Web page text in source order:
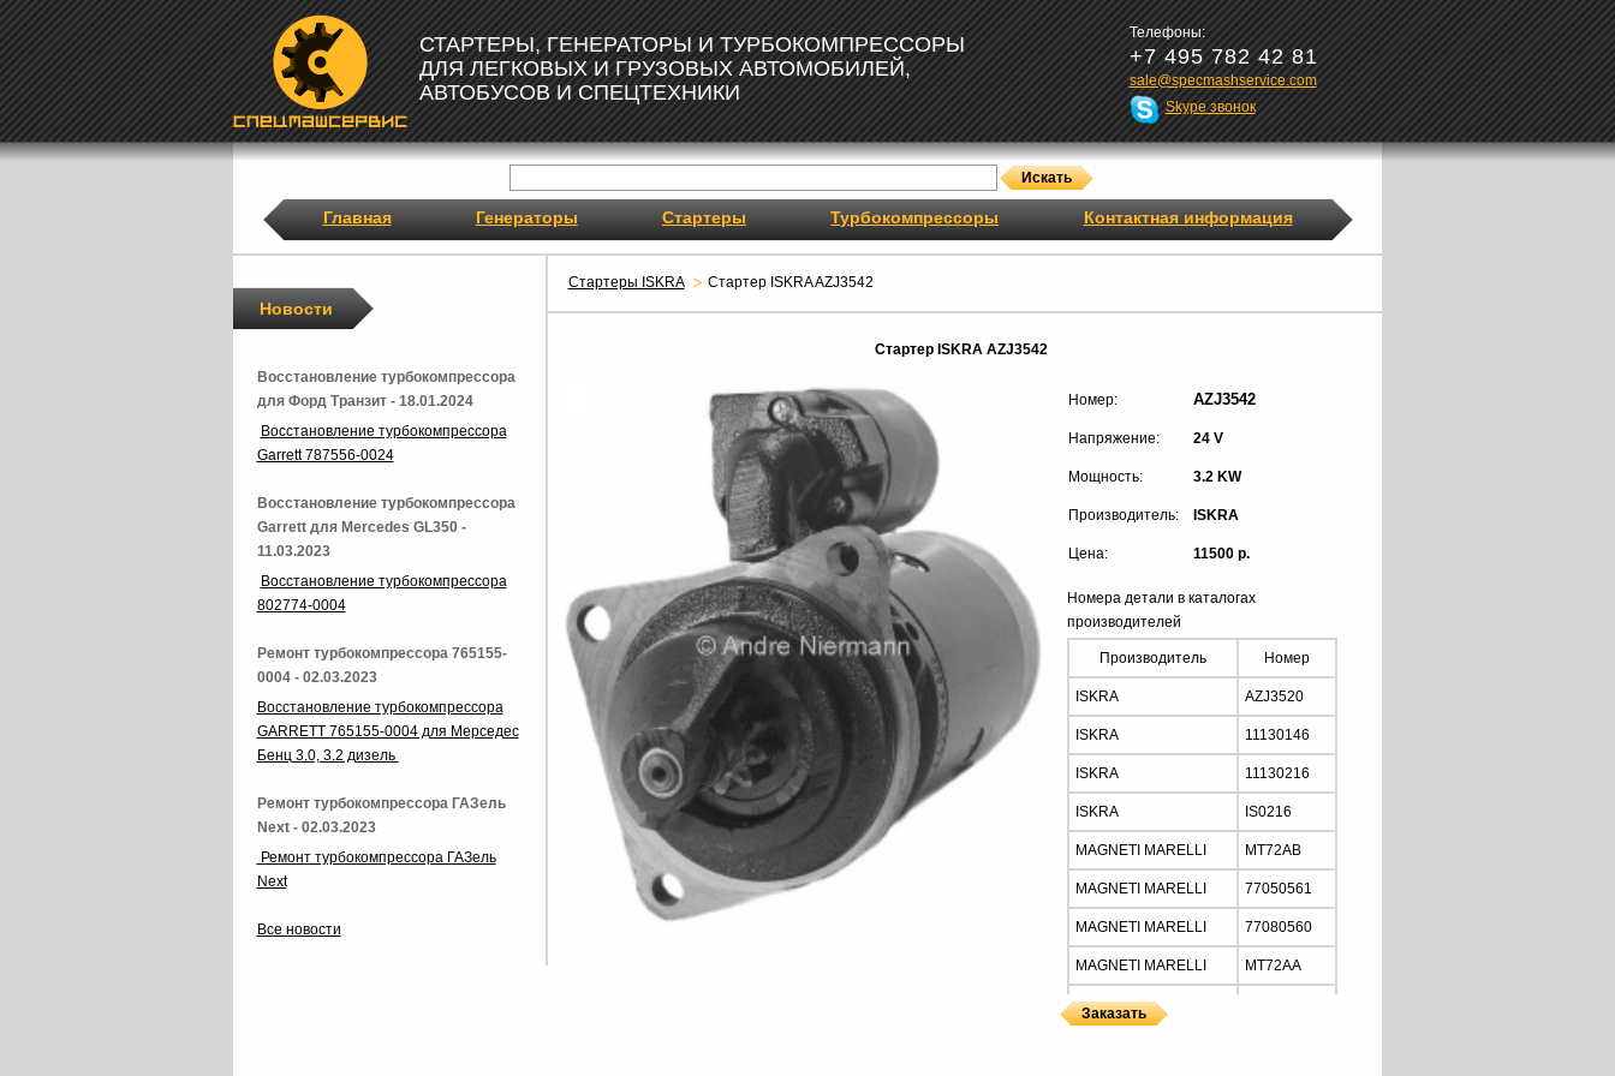
СТАРТЕРЫ, ГЕНЕРАТОРЫ И ТУРБОКОМПРЕССОРЫ
ДЛЯ ЛЕГКОВЫХ И ГРУЗОВЫХ АВТОМОБИЛЕЙ,
АВТОБУСОВ И СПЕЦТЕХНИКИ
Телефоны:
+7 495 782 42 81
sale@specmashservice.com
Skype звонок
Главная Генераторы Стартеры Турбокомпрессоры Контактная информация
Стартеры ISKRA Стартер ISKRA AZJ3542
Стартер ISKRA AZJ3542
Номер: AZJ3542
Напряжение: 24 V
Мощность: 3.2 KW
Производитель: ISKRA
Цена: 11500 р.
Номера детали в каталогах
производителей
Производитель Номер
ISKRA AZJ3520
ISKRA 11130146
ISKRA 11130216
ISKRA IS0216
MAGNETI MARELLI MT72AB
MAGNETI MARELLI 77050561
MAGNETI MARELLI 77080560
MAGNETI MARELLI MT72AA
MAGNETI MARELLI
Новости
Восстановление турбокомпрессора
для Форд Транзит - 18.01.2024
Восстановление турбокомпрессора
Garrett 787556-0024
Восстановление турбокомпрессора
Garrett для Mercedes GL350 -
11.03.2023
Восстановление турбокомпрессора
802774-0004
Ремонт турбокомпрессора 765155-
0004 - 02.03.2023
Восстановление турбокомпрессора
GARRETT 765155-0004 для Мерседес
Бенц 3.0, 3.2 дизель
Ремонт турбокомпрессора ГАЗель
Next - 02.03.2023
Ремонт турбокомпрессора ГАЗель
Next
Все новости